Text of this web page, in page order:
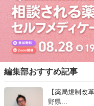
編集部おすすめ記事
【薬局規制改
野県...